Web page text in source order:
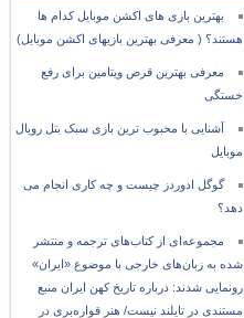
بهترین بازی های اکشن موبایل کدام ها
هستند؟ ( معرفی بهترین بازیهای اکشن موبایل)
معرفی بهترین قرص ویتامین برای رفع
خستگی
آشنایی با محبوب ترین بازی سبک بتل رویال
موبایل
گوگل ادوردز چیست و چه کاری انجام می
دهد؟
مجموعه‌ای از کتاب‌های ترجمه و منتشر
شده به زبان‌های خارجی با موضوع «ایران»
رونمایی شدند: درباره تاریخ کهن ایران منبع
مستندی در تایلند نیست/ هنر قواره‌بری در